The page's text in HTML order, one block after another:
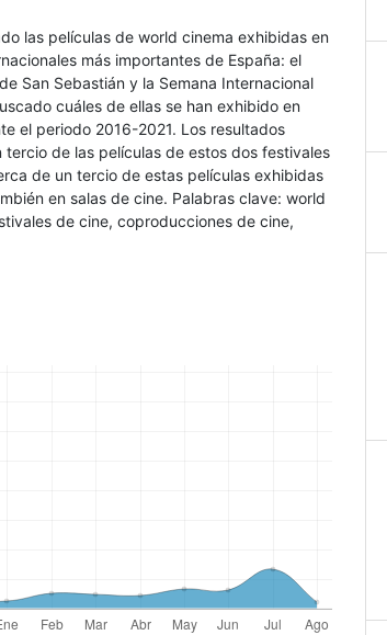
las películas de world cinema exhibidas en
más importantes de España: el
San Sebastián y la Semana Internacional
cuáles de ellas se han exhibido en
el periodo 2016-2021. Los resultados
de las películas de estos dos festivales
de un tercio de estas películas exhibidas
en salas de cine. Palabras clave: world
de cine, coproducciones de cine,